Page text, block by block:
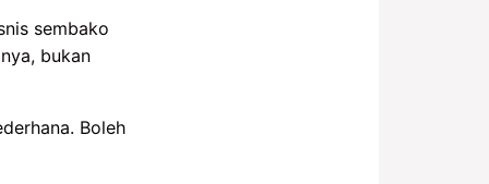
sembako
bukan
Boleh